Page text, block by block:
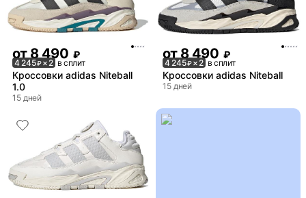
от8 490 ₽
4 245₽× 2 в сплит
Кроссовки adidas Niteball
1.0
15 дней
от8 490 ₽
4 245₽× 2 в сплит
Кроссовки adidas Niteball
15 дней